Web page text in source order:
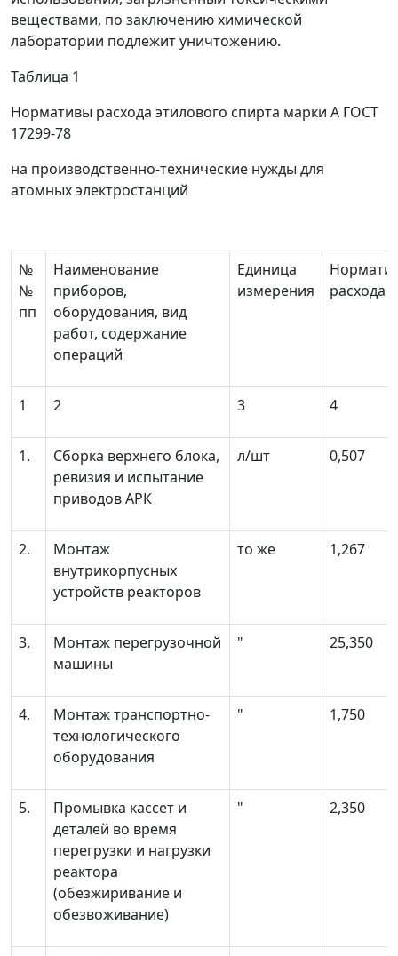
веществами, по заключению химической
лаборатории подлежит уничтожению.
Таблица 1
Нормативы расхода этилового спирта марки А ГОСТ
17299-78
на производственно-технические нужды для
атомных электростанций
№
№
пп
Наименование
приборов,
оборудования, вид
работ, содержание
операций
Единица
измерения
расхода
1 2 3 4
1.
Сборка верхнего блока,
ревизия и испытание
приводов АРК
л/шт 0,507
2.
Монтаж
внутрикорпусных
устройств реакторов
то же 1,267
3.
Монтаж перегрузочной
машины
" 25,350
4.
Монтаж транспортно-
технологического
оборудования
" 1,750
5.
Промывка кассет и
деталей во время
перегрузки и нагрузки
реактора
(обезжиривание и
обезвоживание)
" 2,350